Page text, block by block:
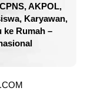
AKPOL,
Karyawan,
Rumah –